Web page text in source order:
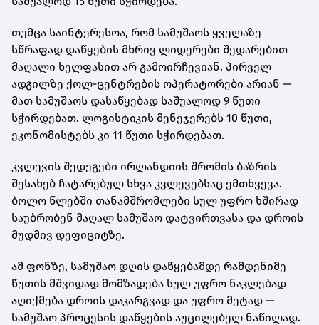
თუმცა საინტერესოა, რომ სამუშაოს ყველაზე
სწრაფად დაწყების მხრივ ლიდერები შედარებით
მაღალი ხელფასით არ გამოირჩევიან. პირველ
ადგილზე ქოლ-ცენტრების ოპერატორები არიან —
მათ სამუშაოს დასაწყებად საშუალოდ 9 წუთი
სჭირდებათ. ლოგისტიკის მენეჯერებს 10 წუთი,
ეკონომისტებს კი 11 წუთი სჭირდებათ.
კვლევის შედეგები ირლანდიის შრომის ბაზრის
შესახებ ჩატარებულ სხვა კვლევებსაც ემთხვევა.
ბოლო წლებში თანამშრომლები სულ უფრო ხშირად
საუბრობენ მაღალ სამუშაო დატვირთვასა და დროის
მუდმივ დეფიციტზე.
ამ ფონზე, სამუშაო დღის დაწყებამდე რამდენიმე
წუთის მშვიდად მომზადება სულ უფრო ნაკლებად
აღიქმება დროის დაკარგვად და უფრო მეტად —
სამუშაო პროცესის დაწყების აუცილებელ ნაწილად.